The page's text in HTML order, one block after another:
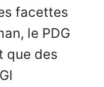
facettes
le PDG
que des